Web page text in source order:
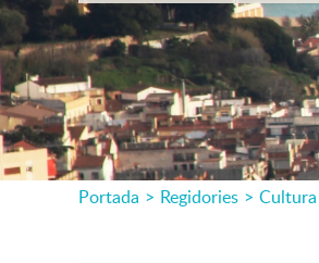
Portada > Regidories > Cultura